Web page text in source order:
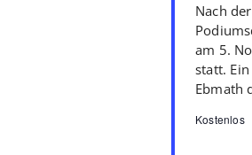
Nach
am 5.
statt.
Ebmath
Kostenlos